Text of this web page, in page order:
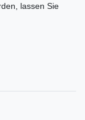
lassen Sie